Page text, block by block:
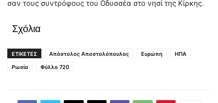
σαν τους συντρόφους του Οδυσσέα στο νησί της Κίρκης.
Σχόλια
ΕΤΙΚΕΤΕΣ Απόστολος Αποστολόπουλος Ευρώπη
ΗΠΑ
Ρωσία
Φύλλο 720